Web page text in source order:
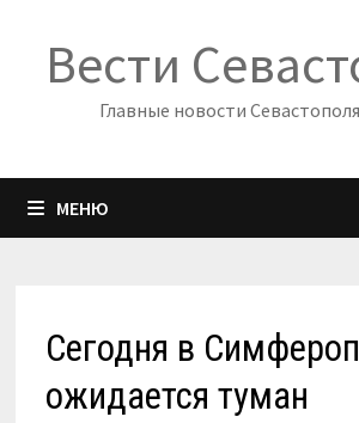
содержимому
Вести
Главные новости
МЕНЮ
Сегодня в
ожидается туман